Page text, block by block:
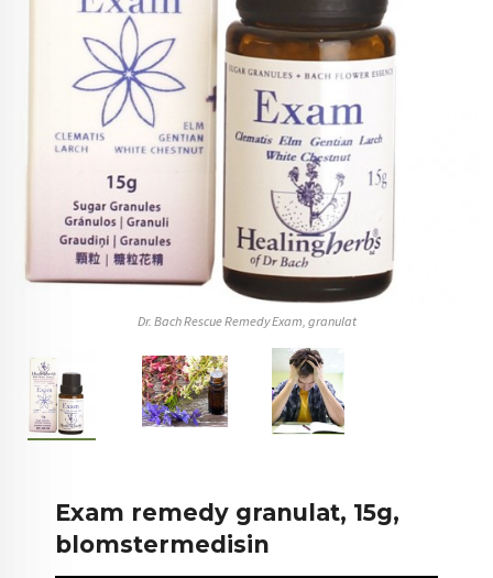
Dr. Bach Rescue Remedy Exam, granulat
Exam remedy granulat, 15g,
blomstermedisin